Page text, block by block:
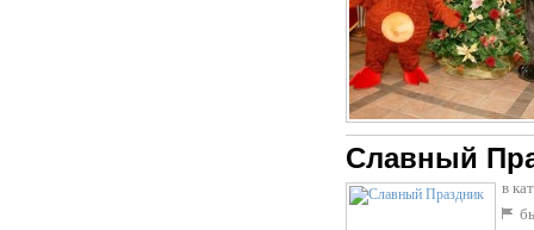
Славный
в